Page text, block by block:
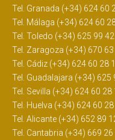
Tel. Granada (+34) 624 60
Tel. Málaga (+34) 624 60
Tel. Toledo (+34) 625 99
Tel. Zaragoza (+34) 670 63
Tel. Cádiz (+34) 624 60 28
Tel. Guadalajara (+34) 625
Tel. Sevilla (+34) 624 60 28
Tel. Huelva (+34) 624 60 28
Tel. Alicante (+34) 652 89
Tel. Cantabria (+34) 669 26